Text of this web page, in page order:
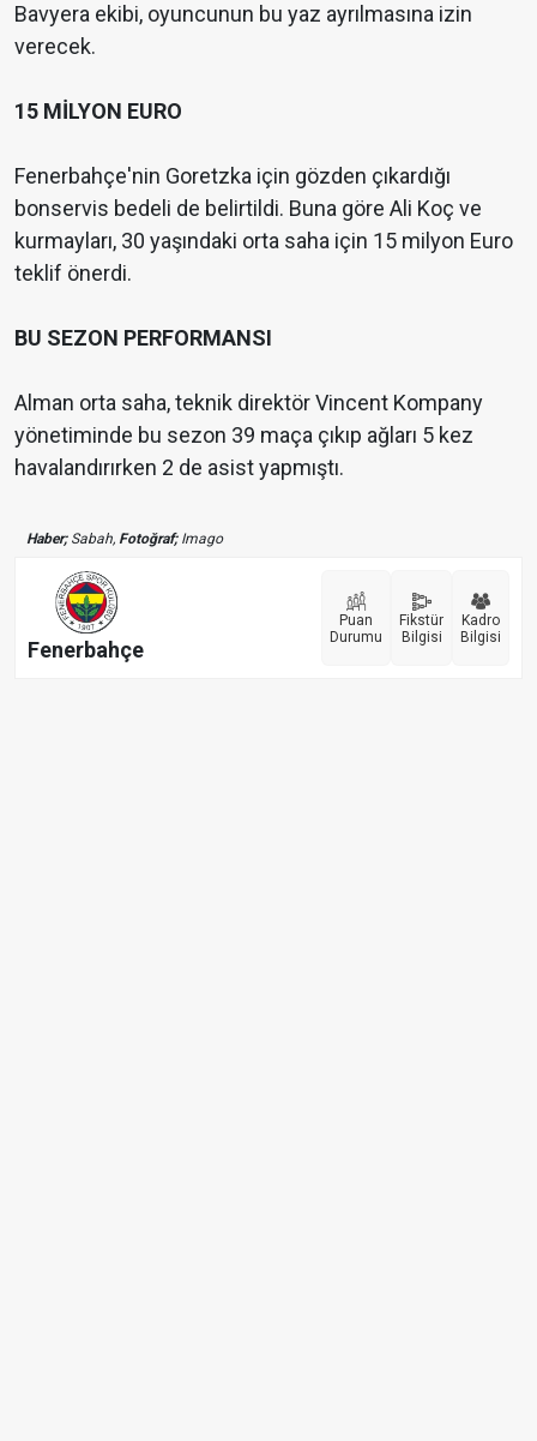
Bavyera ekibi, oyuncunun bu yaz ayrılmasına izin
verecek.
15 MİLYON EURO
Fenerbahçe'nin Goretzka için gözden çıkardığı
bonservis bedeli de belirtildi. Buna göre Ali Koç ve
kurmayları, 30 yaşındaki orta saha için 15 milyon Euro
teklif önerdi.
BU SEZON PERFORMANSI
Alman orta saha, teknik direktör Vincent Kompany
yönetiminde bu sezon 39 maça çıkıp ağları 5 kez
havalandırırken 2 de asist yapmıştı.
Haber;Sabah, Fotoğraf;Imago
Fenerbahçe
Puan
Durumu
Fikstür
Bilgisi
Kadro
Bilgisi